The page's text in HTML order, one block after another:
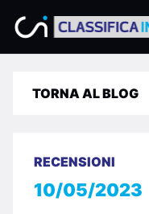
TORNA AL BLOG
RECENSIONI
10/05/2023